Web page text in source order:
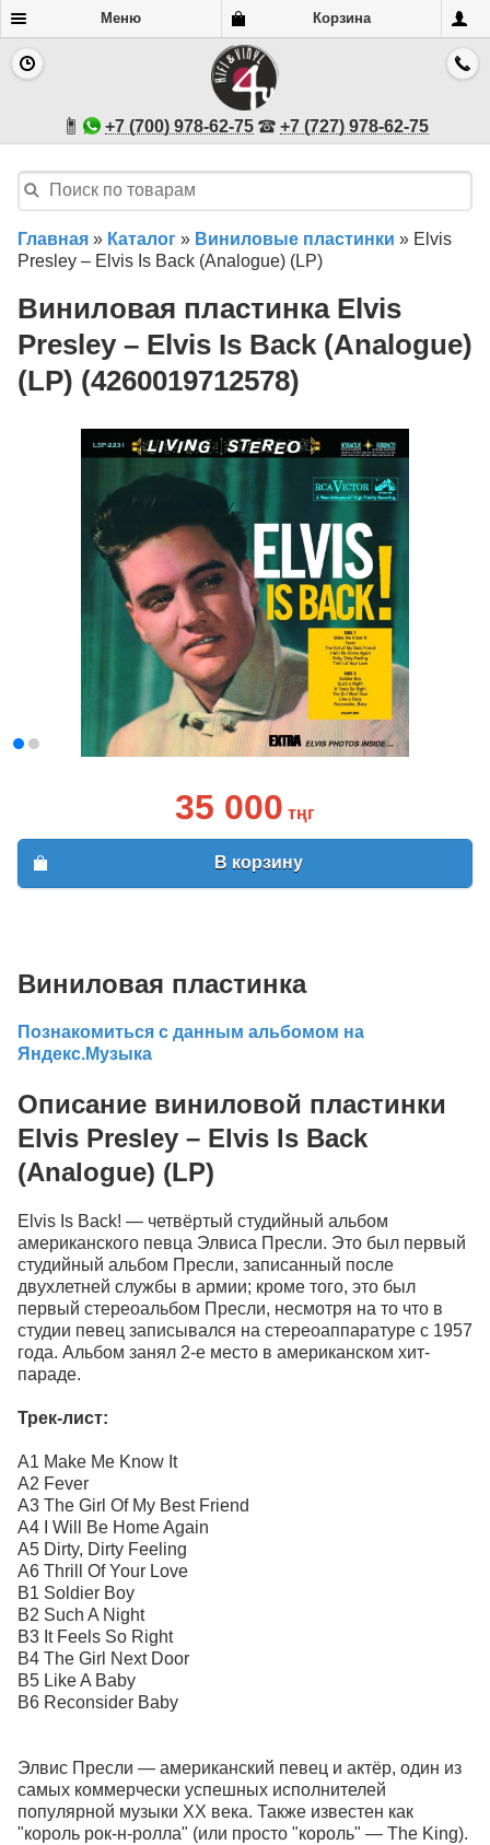
Меню Корзина
+7 (700) 978-62-75 +7 (727) 978-62-75
Главная » Каталог » Виниловые пластинки » Elvis
Presley – Elvis Is Back (Analogue) (LP)
Виниловая пластинка Elvis
Presley – Elvis Is Back (Analogue)
(LP) (4260019712578)
35 000 тңг
В корзину
Виниловая пластинка
Познакомиться с данным альбомом на
Яндекс.Музыка
Описание виниловой пластинки
Elvis Presley – Elvis Is Back
(Analogue) (LP)
Elvis Is Back! — четвёртый студийный альбом
американского певца Элвиса Пресли. Это был первый
студийный альбом Пресли, записанный после
двухлетней службы в армии; кроме того, это был
первый стереоальбом Пресли, несмотря на то что в
студии певец записывался на стереоаппаратуре с 1957
года. Альбом занял 2-е место в американском хит-
параде.
Трек-лист:
A1 Make Me Know It
A2 Fever
A3 The Girl Of My Best Friend
A4 I Will Be Home Again
A5 Dirty, Dirty Feeling
A6 Thrill Of Your Love
B1 Soldier Boy
B2 Such A Night
B3 It Feels So Right
B4 The Girl Next Door
B5 Like A Baby
B6 Reconsider Baby
Элвис Пресли — американский певец и актёр, один из
самых коммерчески успешных исполнителей
популярной музыки XX века. Также известен как
"король рок-н-ролла" (или просто "король" — The King).